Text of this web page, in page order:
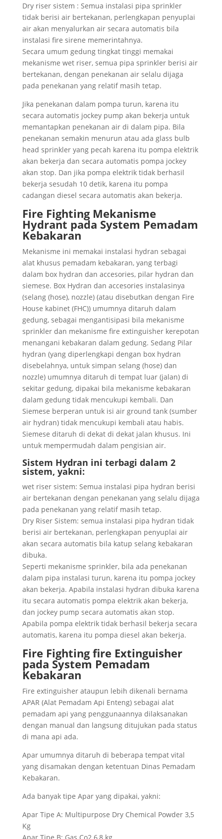
Dry riser sistem : Semua instalasi pipa sprinkler
tidak berisi air bertekanan, perlengkapan penyuplai
air akan menyalurkan air secara automatis bila
instalasi fire sirene memerintahnya.
Secara umum gedung tingkat tinggi memakai
mekanisme wet riser, semua pipa sprinkler berisi air
bertekanan, dengan penekanan air selalu dijaga
pada penekanan yang relatif masih tetap.
Jika penekanan dalam pompa turun, karena itu
secara automatis jockey pump akan bekerja untuk
memantapkan penekanan air di dalam pipa. Bila
penekanan semakin menurun atau ada glass bulb
head sprinkler yang pecah karena itu pompa elektrik
akan bekerja dan secara automatis pompa jockey
akan stop. Dan jika pompa elektrik tidak berhasil
bekerja sesudah 10 detik, karena itu pompa
cadangan diesel secara automatis akan bekerja.
Fire Fighting Mekanisme
Hydrant pada System Pemadam
Kebakaran
Mekanisme ini memakai instalasi hydran sebagai
alat khusus pemadam kebakaran, yang terbagi
dalam box hydran dan accesories, pilar hydran dan
siemese. Box Hydran dan accesories instalasinya
(selang (hose), nozzle) (atau disebutkan dengan Fire
House kabinet (FHC)) umumnya ditaruh dalam
gedung, sebagai mengantisipasi bila mekanisme
sprinkler dan mekanisme fire extinguisher kerepotan
menangani kebakaran dalam gedung. Sedang Pilar
hydran (yang diperlengkapi dengan box hydran
disebelahnya, untuk simpan selang (hose) dan
nozzle) umumnya ditaruh di tempat luar (jalan) di
sekitar gedung, dipakai bila mekanisme kebakaran
dalam gedung tidak mencukupi kembali. Dan
Siemese berperan untuk isi air ground tank (sumber
air hydran) tidak mencukupi kembali atau habis.
Siemese ditaruh di dekat di dekat jalan khusus. Ini
untuk mempermudah dalam pengisian air.
Sistem Hydran ini terbagi dalam 2
sistem, yakni:
wet riser sistem: Semua instalasi pipa hydran berisi
air bertekanan dengan penekanan yang selalu dijaga
pada penekanan yang relatif masih tetap.
Dry Riser Sistem: semua instalasi pipa hydran tidak
berisi air bertekanan, perlengkapan penyuplai air
akan secara automatis bila katup selang kebakaran
dibuka.
Seperti mekanisme sprinkler, bila ada penekanan
dalam pipa instalasi turun, karena itu pompa jockey
akan bekerja. Apabila instalasi hydran dibuka karena
itu secara automatis pompa elektrik akan bekerja,
dan jockey pump secara automatis akan stop.
Apabila pompa elektrik tidak berhasil bekerja secara
automatis, karena itu pompa diesel akan bekerja.
Fire Fighting fire Extinguisher
pada System Pemadam
Kebakaran
Fire extinguisher ataupun lebih dikenali bernama
APAR (Alat Pemadam Api Enteng) sebagai alat
pemadam api yang penggunaannya dilaksanakan
dengan manual dan langsung ditujukan pada status
di mana api ada.
Apar umumnya ditaruh di beberapa tempat vital
yang disamakan dengan ketentuan Dinas Pemadam
Kebakaran.
Ada banyak tipe Apar yang dipakai, yakni:
Apar Tipe A: Multipurpose Dry Chemical Powder 3,5
Kg